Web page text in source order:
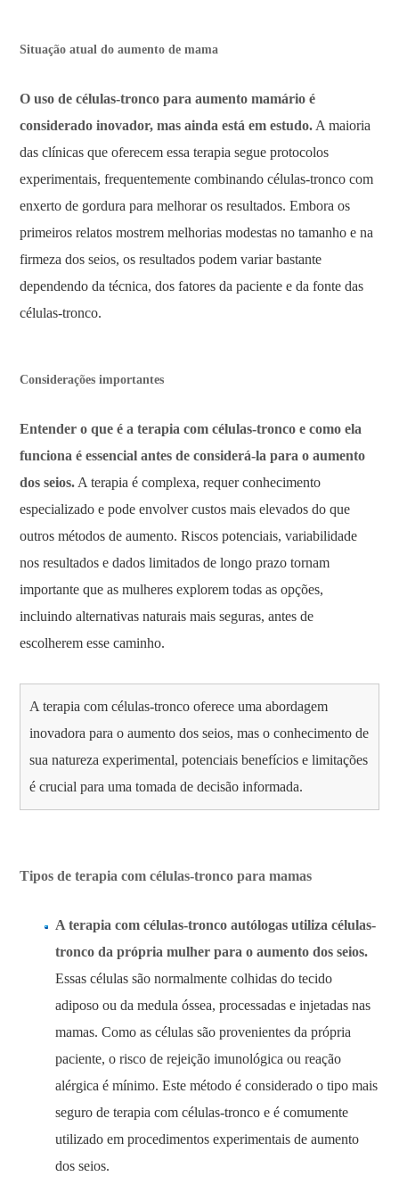
Situação atual do aumento de mama
O uso de células-tronco para aumento mamário é
considerado inovador, mas ainda está em estudo. A maioria
das clínicas que oferecem essa terapia segue protocolos
experimentais, frequentemente combinando células-tronco com
enxerto de gordura para melhorar os resultados. Embora os
primeiros relatos mostrem melhorias modestas no tamanho e na
firmeza dos seios, os resultados podem variar bastante
dependendo da técnica, dos fatores da paciente e da fonte das
células-tronco.
Considerações importantes
Entender o que é a terapia com células-tronco e como ela
funciona é essencial antes de considerá-la para o aumento
dos seios. A terapia é complexa, requer conhecimento
especializado e pode envolver custos mais elevados do que
outros métodos de aumento. Riscos potenciais, variabilidade
nos resultados e dados limitados de longo prazo tornam
importante que as mulheres explorem todas as opções,
incluindo alternativas naturais mais seguras, antes de
escolherem esse caminho.
A terapia com células-tronco oferece uma abordagem
inovadora para o aumento dos seios, mas o conhecimento de
sua natureza experimental, potenciais benefícios e limitações
é crucial para uma tomada de decisão informada.
Tipos de terapia com células-tronco para mamas
A terapia com células-tronco autólogas utiliza células-
tronco da própria mulher para o aumento dos seios.
Essas células são normalmente colhidas do tecido
adiposo ou da medula óssea, processadas e injetadas nas
mamas. Como as células são provenientes da própria
paciente, o risco de rejeição imunológica ou reação
alérgica é mínimo. Este método é considerado o tipo mais
seguro de terapia com células-tronco e é comumente
utilizado em procedimentos experimentais de aumento
dos seios.